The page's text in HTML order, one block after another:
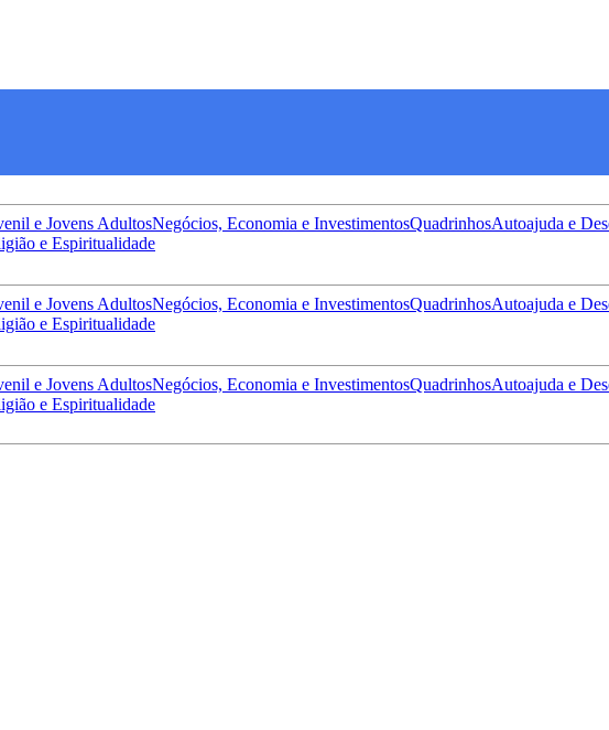
e Jovens AdultosNegócios, Economia e InvestimentosQuadrinhosAutoajuda e
e Espiritualidade
e Jovens AdultosNegócios, Economia e InvestimentosQuadrinhosAutoajuda e
e Espiritualidade
e Jovens AdultosNegócios, Economia e InvestimentosQuadrinhosAutoajuda e
e Espiritualidade